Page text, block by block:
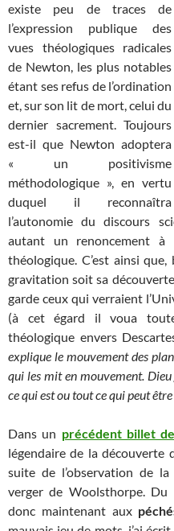
existe peu de traces de
l’expression publique des
vues théologiques radicales
de Newton, les plus notables
étant ses refus de l’ordination
et, sur son lit de mort, celui du
dernier sacrement. Toujours
est-il que Newton adoptera
« un positivisme
méthodologique », en vertu
duquel il reconnaîtra
l’autonomie du discours
autant un renoncement à
théologique. C’est ainsi
gravitation soit sa
garde ceux qui verraient
(à cet égard il voua
théologique envers
explique le mouvement des
qui les mit en mouvement.
ce qui est ou tout ce qui peut être
Dans un précédent billet
légendaire de la découverte
suite de l’observation de
verger de Woolsthorpe. Du
donc maintenant aux